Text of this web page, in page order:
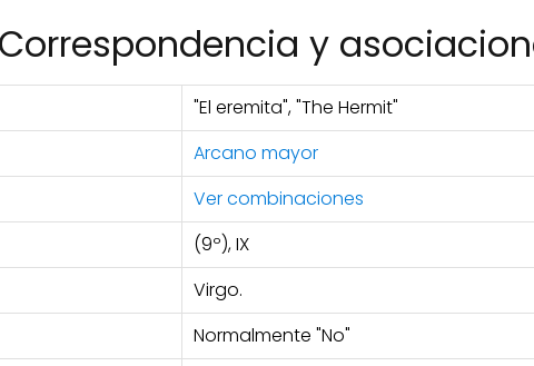
Correspondencia y
"El eremita", "The Hermit"
Arcano mayor
Ver combinaciones
(9º), IX
Virgo.
Normalmente "No"